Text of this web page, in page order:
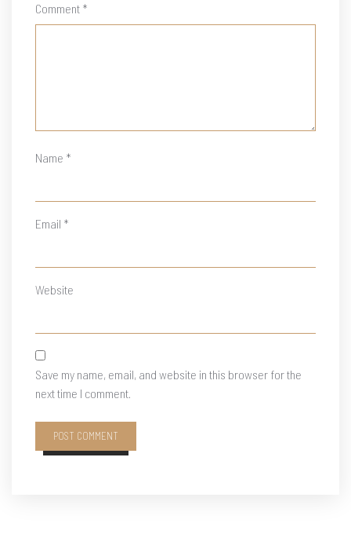
Comment *
Name *
Email *
Website
Save my name, email, and website in this browser for the
next time I comment.